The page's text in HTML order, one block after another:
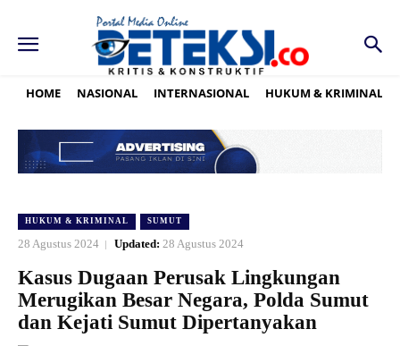
HOME NASIONAL INTERNASIONAL HUKUM & KRIMINAL
HUKUM & KRIMINAL SUMUT
28 Agustus 2024 Updated: 28 Agustus 2024
Kasus Dugaan Perusak Lingkungan
Merugikan Besar Negara, Polda Sumut
dan Kejati Sumut Dipertanyakan